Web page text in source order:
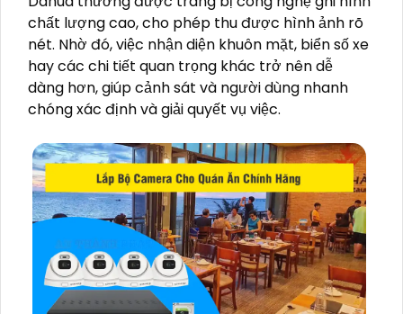
chất lượng cao, cho phép thu được hình ảnh rõ
nét. Nhờ đó, việc nhận diện khuôn mặt, biển số xe
hay các chi tiết quan trọng khác trở nên dễ
dàng hơn, giúp cảnh sát và người dùng nhanh
chóng xác định và giải quyết vụ việc.